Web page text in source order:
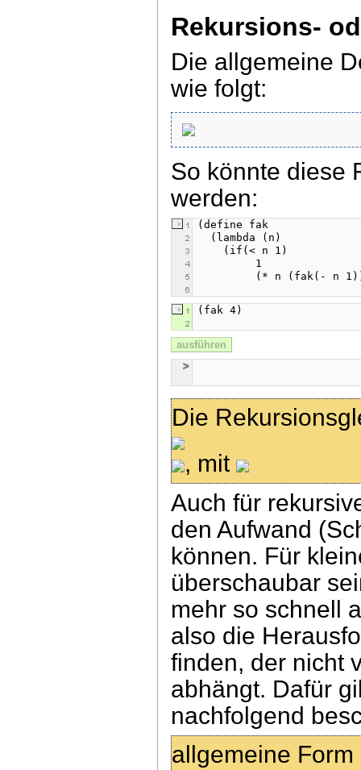
Rekursions-
Die allgemeine
wie folgt:
So könnte diese
werden:
ausführen
Die
, mit
Auch für
den Aufwand
können. Für
überschaubar
mehr so schnell
also die
finden, der nicht
abhängt. Dafür
nachfolgend
allgemeine